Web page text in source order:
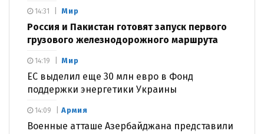
Мир
Россия и Пакистан готовят запуск первого
грузового железнодорожного маршрута
14:31
Мир
ЕС выделил еще 30 млн евро в Фонд
поддержки энергетики Украины
14:19
Армия
Военные атташе Азербайджана представили
14:09